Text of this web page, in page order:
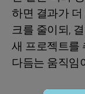
하면 결과가
크를 줄이되,
새 프로젝트를
다듬는 움직임